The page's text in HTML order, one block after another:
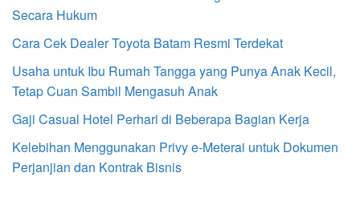
Secara Hukum
Cara Cek Dealer Toyota Batam Resmi Terdekat
Usaha untuk Ibu Rumah Tangga yang Punya Anak Kecil,
Tetap Cuan Sambil Mengasuh Anak
Gaji Casual Hotel Perhari di Beberapa Bagian Kerja
Kelebihan Menggunakan Privy e-Meterai untuk Dokumen
Perjanjian dan Kontrak Bisnis